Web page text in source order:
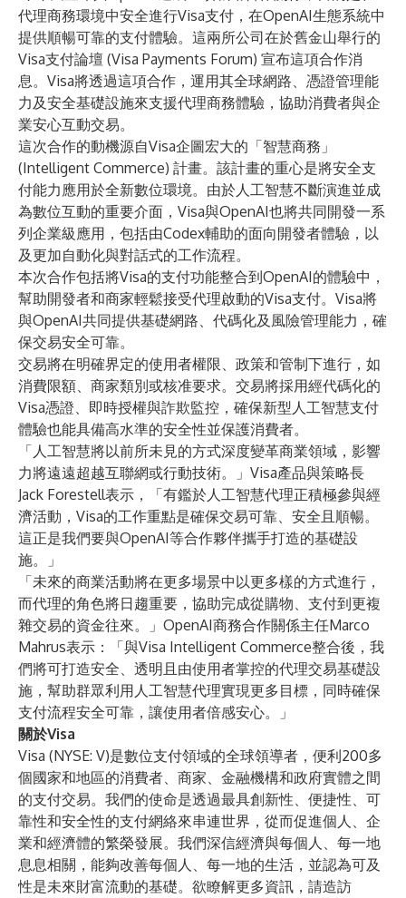
代理商務環境中安全進行Visa支付，在OpenAI生態系統中
提供順暢可靠的支付體驗。這兩所公司在於舊金山舉行的
Visa支付論壇 (Visa Payments Forum) 宣布這項合作消
息。Visa將透過這項合作，運用其全球網路、憑證管理能
力及安全基礎設施來支援代理商務體驗，協助消費者與企
業安心互動交易。
這次合作的動機源自Visa企圖宏大的「智慧商務」
(Intelligent Commerce) 計畫。該計畫的重心是將安全支
付能力應用於全新數位環境。由於人工智慧不斷演進並成
為數位互動的重要介面，Visa與OpenAI也將共同開發一系
列企業級應用，包括由Codex輔助的面向開發者體驗，以
及更加自動化與對話式的工作流程。
本次合作包括將Visa的支付功能整合到OpenAI的體驗中，
幫助開發者和商家輕鬆接受代理啟動的Visa支付。Visa將
與OpenAI共同提供基礎網路、代碼化及風險管理能力，確
保交易安全可靠。
交易將在明確界定的使用者權限、政策和管制下進行，如
消費限額、商家類別或核准要求。交易將採用經代碼化的
Visa憑證、即時授權與詐欺監控，確保新型人工智慧支付
體驗也能具備高水準的安全性並保護消費者。
「人工智慧將以前所未見的方式深度變革商業領域，影響
力將遠遠超越互聯網或行動技術。」Visa產品與策略長
Jack Forestell表示，「有鑑於人工智慧代理正積極參與經
濟活動，Visa的工作重點是確保交易可靠、安全且順暢。
這正是我們要與OpenAI等合作夥伴攜手打造的基礎設
施。」
「未來的商業活動將在更多場景中以更多樣的方式進行，
而代理的角色將日趨重要，協助完成從購物、支付到更複
雜交易的資金往來。」OpenAI商務合作關係主任Marco
Mahrus表示：「與Visa Intelligent Commerce整合後，我
們將可打造安全、透明且由使用者掌控的代理交易基礎設
施，幫助群眾利用人工智慧代理實現更多目標，同時確保
支付流程安全可靠，讓使用者倍感安心。」
關於Visa
Visa (NYSE: V)是數位支付領域的全球領導者，便利200多
個國家和地區的消費者、商家、金融機構和政府實體之間
的支付交易。我們的使命是透過最具創新性、便捷性、可
靠性和安全性的支付網絡來串連世界，從而促進個人、企
業和經濟體的繁榮發展。我們深信經濟與每個人、每一地
息息相關，能夠改善每個人、每一地的生活，並認為可及
性是未來財富流動的基礎。欲瞭解更多資訊，請造訪